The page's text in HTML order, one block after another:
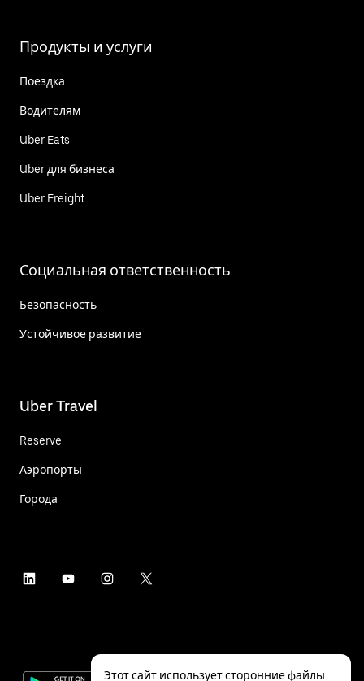
Продукты и услуги
Поездка
Водителям
Uber Eats
Uber для бизнеса
Uber Freight
Социальная ответственность
Безопасность
Устойчивое развитие
Uber Travel
Reserve
Аэропорты
Города
Этот сайт использует сторонние файлы